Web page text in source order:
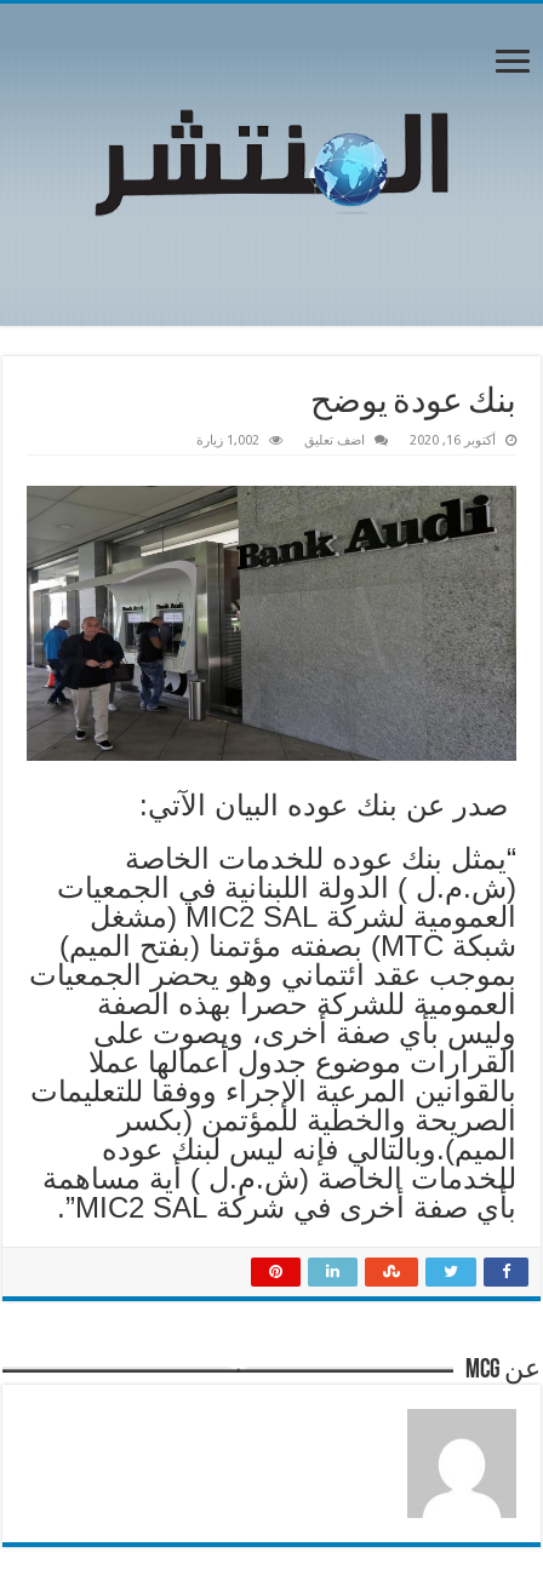
بنك عودة يوضح
أكتوبر 16, 2020 اضف تعليق 1,002 زيارة
صدر عن بنك عوده البيان الآتي:
“يمثل بنك عوده للخدمات الخاصة
(ش.م.ل ) الدولة اللبنانية في الجمعيات
العمومية لشركة MIC2 SAL (مشغل
شبكة MTC) بصفته مؤتمنا (بفتح الميم)
بموجب عقد ائتماني وهو يحضر الجمعيات
العمومية للشركة حصرا بهذه الصفة
وليس بأي صفة أخرى، ويصوت على
القرارات موضوع جدول أعمالها عملا
بالقوانين المرعية الإجراء ووفقا للتعليمات
الصريحة والخطية للمؤتمن (بكسر
الميم).وبالتالي فإنه ليس لبنك عوده
للخدمات الخاصة (ش.م.ل ) أية مساهمة
بأي صفة أخرى في شركة MIC2 SAL”.
عن mcg